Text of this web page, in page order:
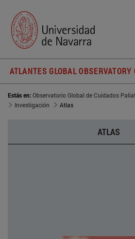
ATLANTES GLOBAL
Estás en:Observatorio Global de Cuidados
Investigación
Atlas
ATLAS